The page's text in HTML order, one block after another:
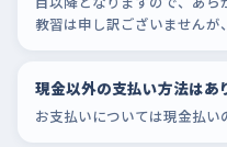
教習は申し訳ございませんが
現金以外の支払い方法はあ
お支払いについては現金払い